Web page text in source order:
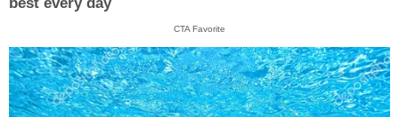
CTA Favorite